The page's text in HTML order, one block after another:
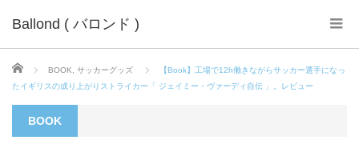
Ballond ( バロンド )
ホーム BOOK サッカーグッズ
【Book】工場で12h働きながらサッカー選手になっ
たイギリスの成り上がりストライカー「 ジェイミー・ヴァーディ自伝 」。レビュー
BOOK